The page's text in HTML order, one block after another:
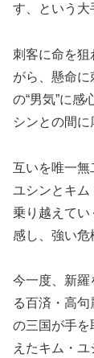
す、という大
刺客に命を狙
がら、懸命
の“男気”に感
シンとの間に
互いを唯一無
ユシンとキム
乗り越えて
感し、強い危
今一度、新羅
る百済・高
の三国が手を
えたキム・ユ